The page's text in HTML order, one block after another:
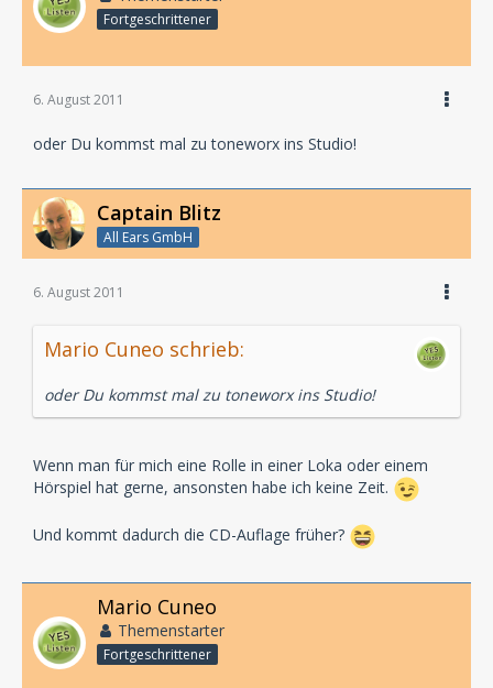
Fortgeschrittener
6. August 2011
oder Du kommst mal zu toneworx ins Studio!
Captain Blitz
All Ears GmbH
6. August 2011
Mario Cuneo schrieb:
oder Du kommst mal zu toneworx ins Studio!
Wenn man für mich eine Rolle in einer Loka oder einem
Hörspiel hat gerne, ansonsten habe ich keine Zeit.
Und kommt dadurch die CD-Auflage früher?
Mario Cuneo
Themenstarter
Fortgeschrittener